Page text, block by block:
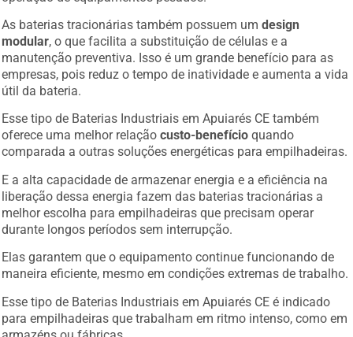
As baterias tracionárias também possuem um design
modular , o que facilita a substituição de células e a
manutenção preventiva. Isso é um grande benefício para as
empresas, pois reduz o tempo de inatividade e aumenta a vida
útil da bateria.
Esse tipo de Baterias Industriais em Apuiarés CE também
oferece uma melhor relação custo-benefício quando
comparada a outras soluções energéticas para empilhadeiras.
E a alta capacidade de armazenar energia e a eficiência na
liberação dessa energia fazem das baterias tracionárias a
melhor escolha para empilhadeiras que precisam operar
durante longos períodos sem interrupção.
Elas garantem que o equipamento continue funcionando de
maneira eficiente, mesmo em condições extremas de trabalho.
Esse tipo de Baterias Industriais em Apuiarés CE é indicado
para empilhadeiras que trabalham em ritmo intenso, como em
armazéns ou fábricas.